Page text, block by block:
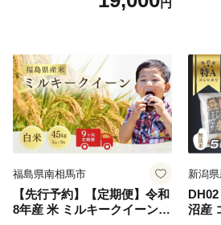
米 10kg 5kg×2 ひのひかり ブ
令和
福島県南相馬市
【先行予約】【定期便】令和
8年産 米 ミルキークイーン
新潟
沼産